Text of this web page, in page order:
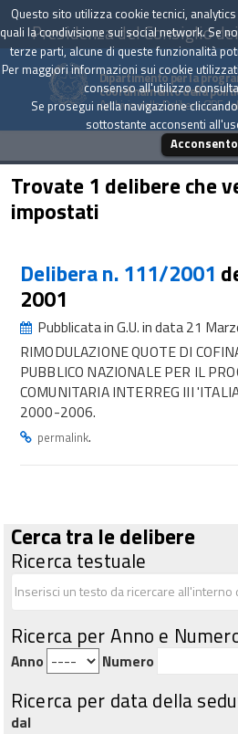
Presidenza del Consiglio
Dipartimento per la
coordinamento della
Archivio delle Delibere CIPE
Trovate 1 delibere che
impostati
Delibera n. 111/2001
2001
Pubblicata in G.U. in data 21
RIMODULAZIONE QUOTE DI
PUBBLICO NAZIONALE PER IL
COMUNITARIA INTERREG III
2000-2006.
permalink.
Cerca tra le delibere
Ricerca testuale
Ricerca per Anno e
Anno Numero
Ricerca per data della
dal
Questo sito utilizza cookie tecnici,
quali la condivisione sui social network. Se
terze parti, alcune di queste funzionalità
Per maggiori informazioni sui cookie
consenso all'utilizzo
Se prosegui nella navigazione
sottostante acconsenti
Acconsento